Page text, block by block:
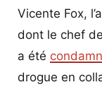
Vicente Fox,
dont le chef
a été
drogue en